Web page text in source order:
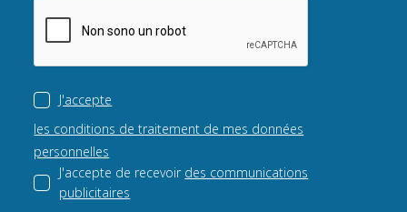
J'accepte
les conditions de traitement de mes données
personnelles
J'accepte de recevoir des communications
publicitaires